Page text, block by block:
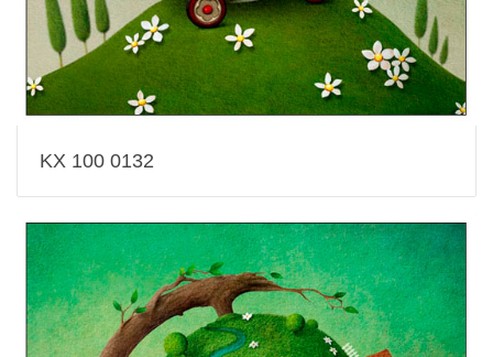
KX 100 0132